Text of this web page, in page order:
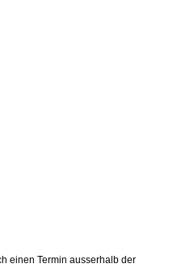
einen Termin ausserhalb der